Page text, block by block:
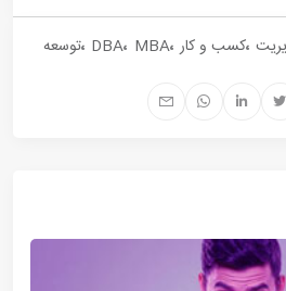
،کسب و کار ، DBA، MBA ،توسعه